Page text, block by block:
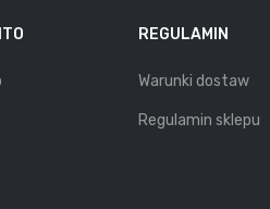
REGULAMIN
Warunki dostaw
Regulamin sklepu